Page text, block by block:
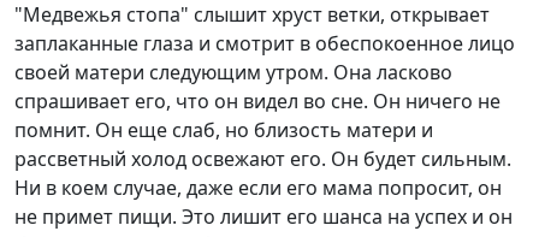
"Медвежья стопа" слышит хруст ветки, открывает
заплаканные глаза и смотрит в обеспокоенное лицо
своей матери следующим утром. Она ласково
спрашивает его, что он видел во сне. Он ничего не
помнит. Он еще слаб, но близость матери и
рассветный холод освежают его. Он будет сильным.
Ни в коем случае, даже если его мама попросит, он
не примет пищи. Это лишит его шанса на успех и он